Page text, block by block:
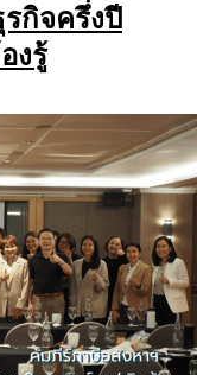
กิจครึ่งปี
งรู้